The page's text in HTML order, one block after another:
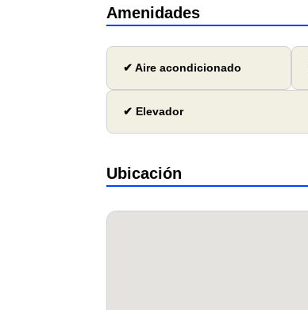
Amenidades
✔ Aire acondicionado
✔ Elevador
Ubicación